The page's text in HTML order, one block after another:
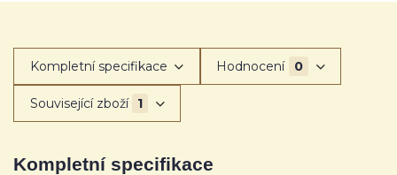
Kompletní specifikace Hodnocení 0
Související zboží 1
Kompletní specifikace